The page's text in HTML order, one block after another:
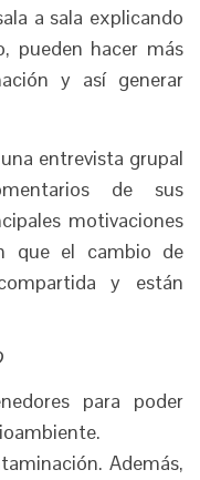
a sala explicando
pueden hacer más
y así generar
entrevista grupal
de sus
motivaciones
que el cambio de
y están
para poder
Además,